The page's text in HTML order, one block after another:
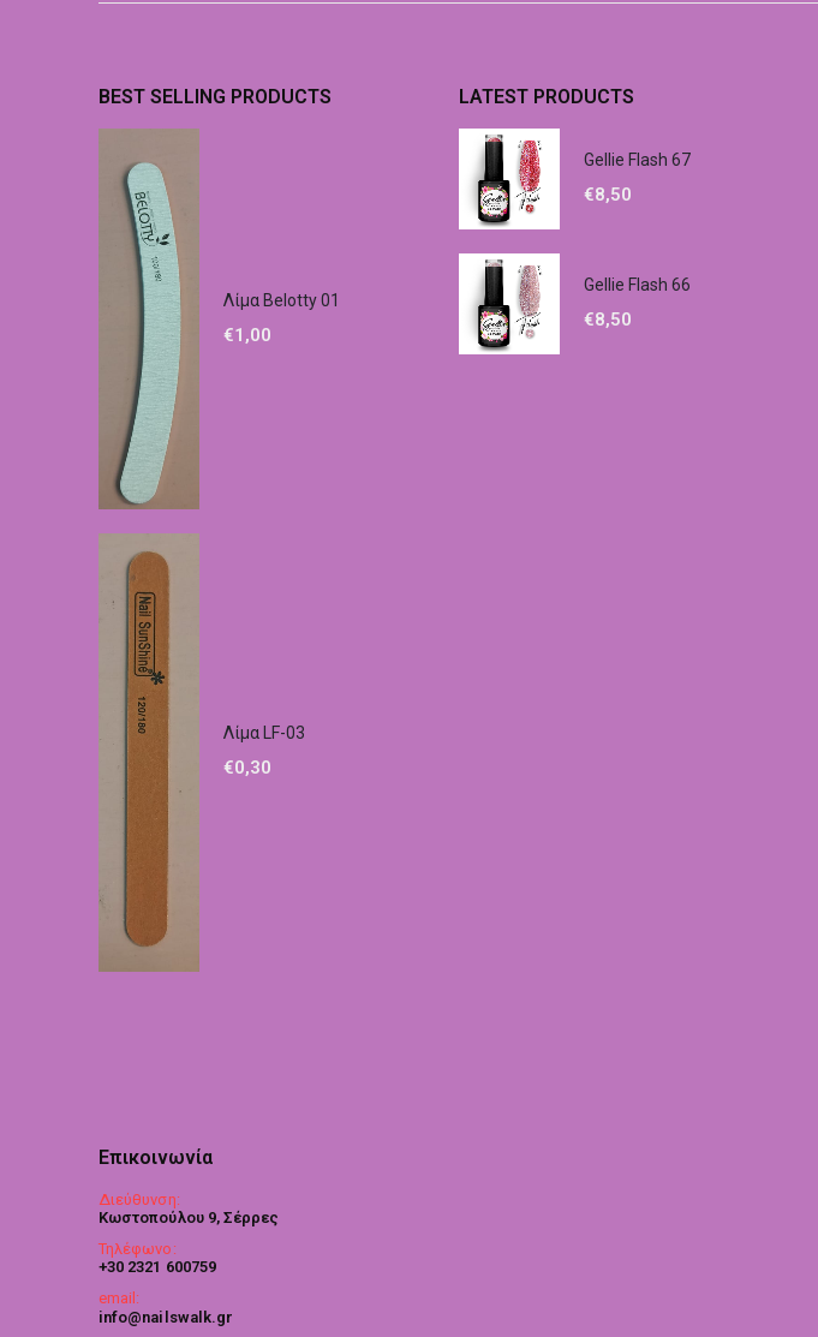
BEST SELLING PRODUCTS
Λίμα Belotty 01
€1,00
Λίμα LF-03
€0,30
LATEST PRODUCTS
Gellie Flash 67
€8,50
Gellie Flash 66
€8,50
Επικοινωνία
Διεύθυνση:
Κωστοπούλου 9, Σέρρες
Τηλέφωνο:
+30 2321 600759
email:
info@nailswalk.gr